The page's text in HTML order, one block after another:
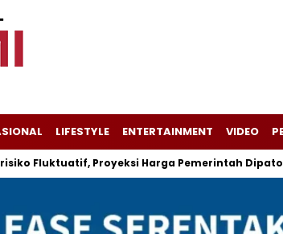
LIFESTYLE ENTERTAINMENT VIDEO
Proyeksi Harga Pemerintah Dipatok